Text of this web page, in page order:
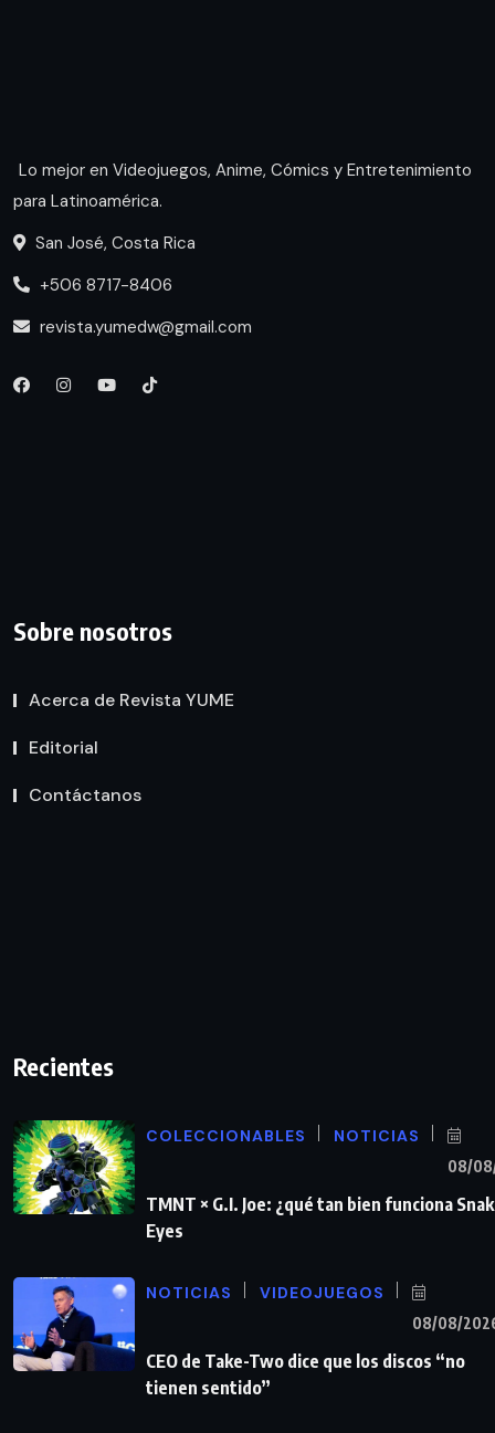
Lo mejor en Videojuegos, Anime, Cómics y Entretenimiento
para Latinoamérica.
San José, Costa Rica
+506 8717-8406
revista.yumedw@gmail.com
Sobre nosotros
Acerca de Revista YUME
Editorial
Contáctanos
Recientes
COLECCIONABLES NOTICIAS
08/
TMNT × G.I. Joe: ¿qué tan bien funciona
Eyes
NOTICIAS VIDEOJUEGOS
08/08/
CEO de Take-Two dice que los discos “no
tienen sentido”